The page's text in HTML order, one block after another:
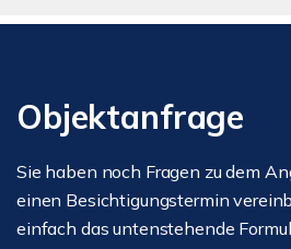
Objektanfrage
Sie haben noch Fragen zu dem
einen Besichtigungstermin
einfach das untenstehende